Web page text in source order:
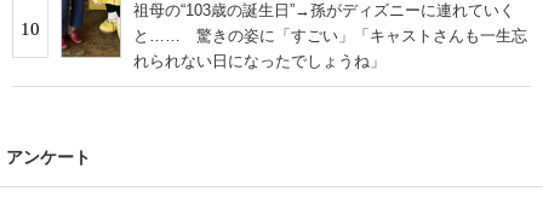
10
祖母の“103歳の誕生日”→孫がディズニーに連れていく
と…… 驚きの姿に「すごい」「キャストさんも一生忘
れられない日になったでしょうね」
アンケート